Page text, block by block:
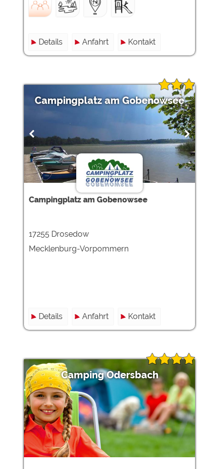
Details Anfahrt Kontakt
Campingplatz am Gobenowsee
Campingplatz am Gobenowsee
17255 Drosedow
Mecklenburg-Vorpommern
Details Anfahrt Kontakt
Camping Odersbach